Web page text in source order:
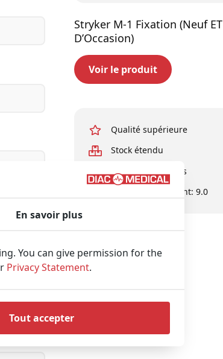
Stryker M-1 Fixation (Neuf ET
D’Occasion)
Voir le produit
Qualité supérieure
Stock étendu
Experts en affaires
Évaluation du client: 9.0
En savoir plus
You can give permission for the
Privacy Statement.
Tout accepter